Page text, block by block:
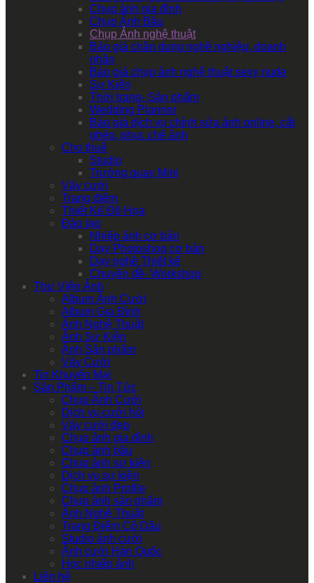
Chụp ảnh gia đình
Chụp Ảnh Bầu
Chụp Ảnh nghệ thuật
Báo giá chân dung nghề nghiệp, doanh
nhân
Báo giá chụp ảnh nghệ thuật sexy nude
Sự Kiện
Thời trang- Sản phẩm
Wedding Planner
Báo giá dịch vụ chỉnh sửa ảnh online, cắt
ghép, phục chế ảnh
Cho thuê
Studio
Trường quay Mini
Váy cưới
Trang điểm
Thiết Kế Đồ Họa
Đào tạo
Nhiếp ảnh cơ bản
Dạy Photoshop cơ bản
Dạy nghề Thiết kế
Chuyên đề- Workshop
Thư Viện Ảnh
Album Ảnh Cưới
Album Gia Đình
Ảnh Nghệ Thuật
Ảnh Sự Kiện
Ảnh Sản phẩm
Váy Cưới
Tin Khuyến Mại
Sản Phẩm – Tin Tức
Chụp Ảnh Cưới
Dịch vụ cưới hỏi
Váy cưới đẹp
Chụp ảnh gia đình
Chụp ảnh bầu
Chụp ảnh sự kiện
Dịch vụ sự kiện
Chụp ảnh Profile
Chụp ảnh sản phẩm
Ảnh Nghệ Thuật
Trang Điểm Cô Dâu
Studio ảnh cưới
Ảnh cưới Hàn Quốc
Học nhiếp ảnh
Liên hệ